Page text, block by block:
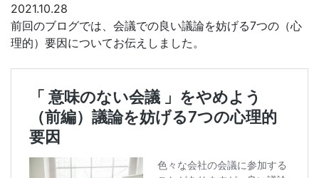
2021.10.28
前回のブログでは、会議での良い議論を妨げる7つの（心
理的）要因についてお伝えしました。